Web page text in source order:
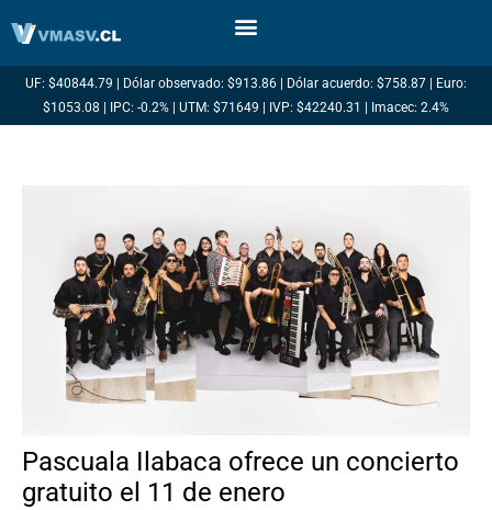
UF: $40844.79 | Dólar observado: $913.86 | Dólar acuerdo: $758.87 | Euro:
$1053.08 | IPC: -0.2% | UTM: $71649 | IVP: $42240.31 | Imacec: 2.4%
Pascuala Ilabaca ofrece un concierto
gratuito el 11 de enero